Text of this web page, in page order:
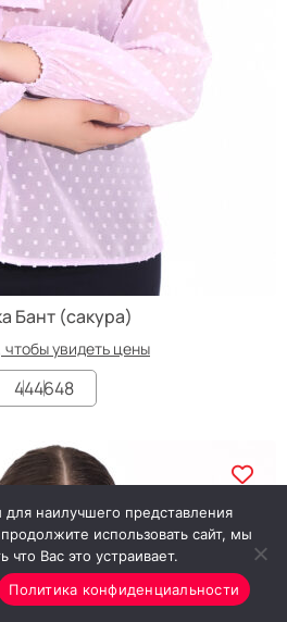
Бант (сакура)
чтобы увидеть цены
444648
наилучшего представления
использовать сайт, мы
что Вас это устраивает.
Политика конфиденциальности
заказ от 7000₽